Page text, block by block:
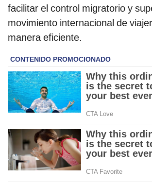
facilitar el control migratorio y
movimiento internacional de
manera eficiente.